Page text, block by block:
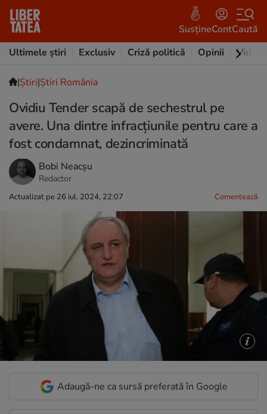
SusțineContCaută
Ultimele știri
Exclusiv Criză politică Opinii Video
|Ştiri|Știri România
Ovidiu Tender scapă de sechestrul pe
avere. Una dintre infracțiunile pentru care a
fost condamnat, dezincriminată
Bobi Neacșu
Redactor
Actualizat pe 26 iul. 2024, 22:07 Comentează
Adaugă-ne ca sursă preferată în Google